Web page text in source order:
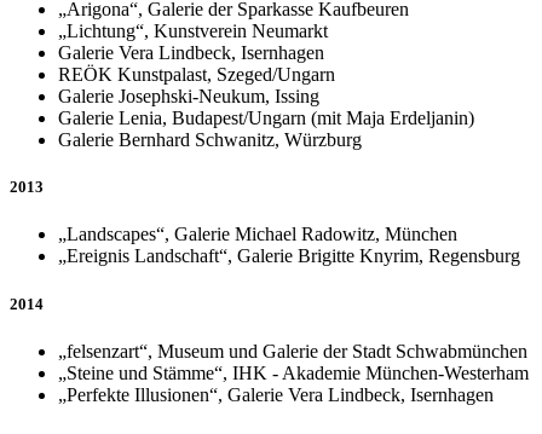
„Arigona“, Galerie der Sparkasse Kaufbeuren
„Lichtung“, Kunstverein Neumarkt
Galerie Vera Lindbeck, Isernhagen
REÖK Kunstpalast, Szeged/Ungarn
Galerie Josephski-Neukum, Issing
Galerie Lenia, Budapest/Ungarn (mit Maja Erdeljanin)
Galerie Bernhard Schwanitz, Würzburg
2013
„Landscapes“, Galerie Michael Radowitz, München
„Ereignis Landschaft“, Galerie Brigitte Knyrim, Regensburg
2014
„felsenzart“, Museum und Galerie der Stadt Schwabmünchen
„Steine und Stämme“, IHK - Akademie München-Westerham
„Perfekte Illusionen“, Galerie Vera Lindbeck, Isernhagen